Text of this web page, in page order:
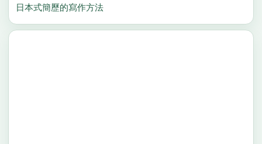
日本式簡歷的寫作方法